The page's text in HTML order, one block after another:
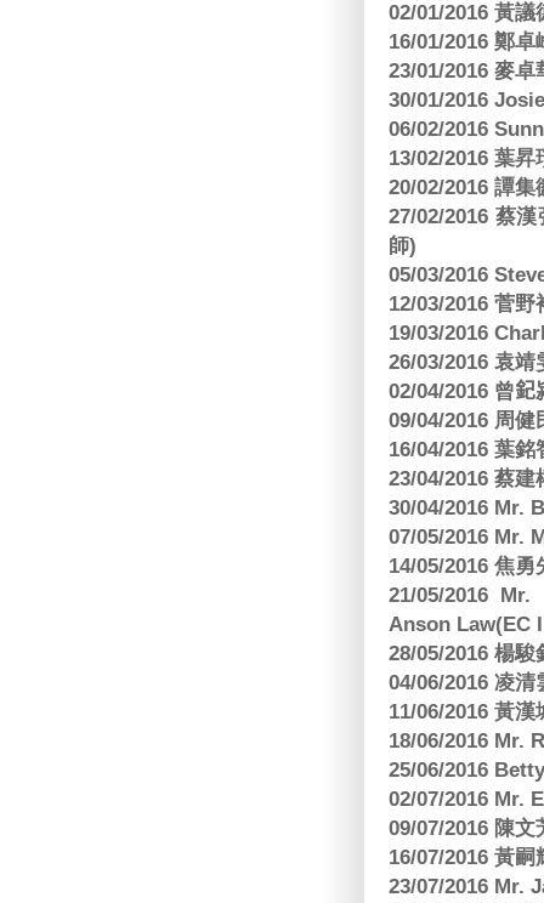
02/01/2016 黃
16/01/2016 鄭
23/01/2016 麥
30/01/2016
06/02/2016
13/02/2016 葉
20/02/2016 譚
27/02/2016 蔡
師)
05/03/2016
12/03/2016 菅
19/03/2016
26/03/2016 袁
02/04/2016 曾
09/04/2016 周
16/04/2016 葉
23/04/2016 蔡
30/04/2016 Mr.
07/05/2016 Mr.
14/05/2016 焦
21/05/2016
Anson Law(EC
28/05/2016 楊
04/06/2016 凌
11/06/2016 黃
18/06/2016 Mr.
25/06/2016
02/07/2016 Mr.
09/07/2016 陳
16/07/2016 黃
23/07/2016 Mr.